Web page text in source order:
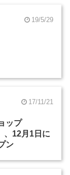
19/5/29
17/11/21
ップ
、12月1日に
ン